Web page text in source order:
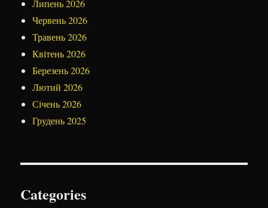
Липень 2026
Червень 2026
Травень 2026
Квітень 2026
Березень 2026
Лютий 2026
Січень 2026
Грудень 2025
Categories